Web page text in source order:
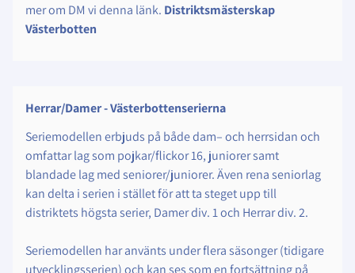
mer om DM vi denna länk. Distriktsmästerskap
Västerbotten
Herrar/Damer - Västerbottenserierna
Seriemodellen erbjuds på både dam– och herrsidan och
omfattar lag som pojkar/flickor 16, juniorer samt
blandade lag med seniorer/juniorer. Även rena seniorlag
kan delta i serien i stället för att ta steget upp till
distriktets högsta serier, Damer div. 1 och Herrar div. 2.
Seriemodellen har använts under flera säsonger (tidigare
utvecklingsserien) och kan ses som en fortsättning på